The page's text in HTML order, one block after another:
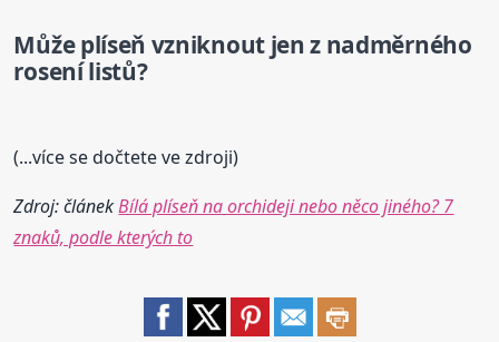
Může plíseň vzniknout jen z nadměrného
rosení listů?
(...více se dočtete ve zdroji)
Zdroj: článekBílá plíseň na orchideji nebo něco jiného? 7
znaků, podle kterých to